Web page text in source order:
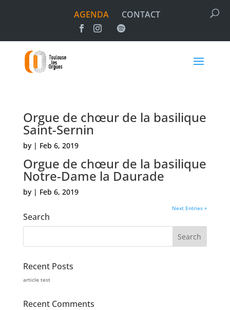
AGENDA CONTACT
Orgue de chœur de la basilique
Saint-Sernin
by | Feb 6, 2019
Orgue de chœur de la basilique
Notre-Dame la Daurade
by | Feb 6, 2019
Next Entries »
Search
Recent Posts
article test
Recent Comments